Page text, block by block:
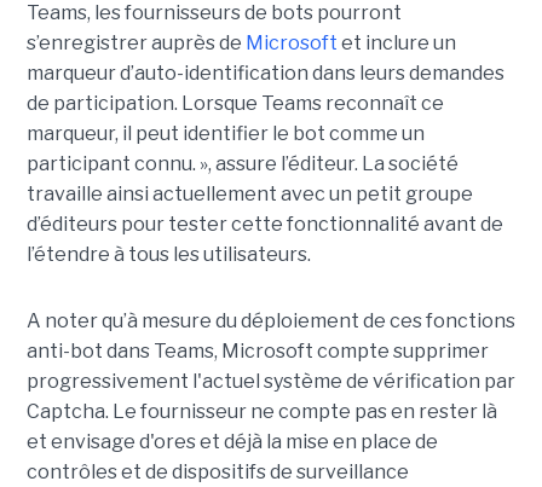
Teams, les fournisseurs de bots pourront
s’enregistrer auprès de Microsoft et inclure un
marqueur d’auto-identification dans leurs demandes
de participation. Lorsque Teams reconnaît ce
marqueur, il peut identifier le bot comme un
participant connu. », assure l’éditeur. La société
travaille ainsi actuellement avec un petit groupe
d’éditeurs pour tester cette fonctionnalité avant de
l’étendre à tous les utilisateurs.
A noter qu’à mesure du déploiement de ces fonctions
anti-bot dans Teams, Microsoft compte supprimer
progressivement l'actuel système de vérification par
Captcha. Le fournisseur ne compte pas en rester là
et envisage d'ores et déjà la mise en place de
contrôles et de dispositifs de surveillance